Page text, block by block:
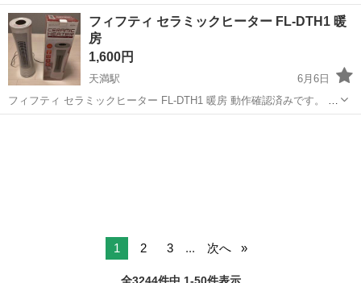
の出荷前処理・検査《お仕事No.8A785-JS》 お仕事について 各種めっ
き加工製品の出荷前処理、検査業務です。 ※業務の変更、就業場所の
変更の範囲、契約...
大阪 大阪市
フィフティ セラミックヒーター FL-DTH1 暖
房
1,600円
天満駅
6月6日
フィフティ セラミックヒーター FL-DTH1 暖房 動作確認済みです。 ノ
ンクレームノンリターンにて。
1 2 3 ... 次へ